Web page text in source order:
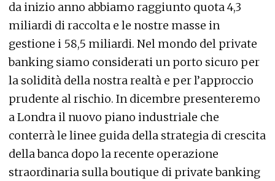
da inizio anno abbiamo raggiunto quota 4,3
miliardi di raccolta e le nostre masse in
gestione i 58,5 miliardi. Nel mondo del private
banking siamo considerati un porto sicuro per
la solidità della nostra realtà e per l’approccio
prudente al rischio. In dicembre presenteremo
a Londra il nuovo piano industriale che
conterrà le linee guida della strategia di crescita
della banca dopo la recente operazione
straordinaria sulla boutique di private banking